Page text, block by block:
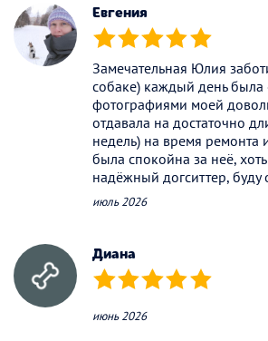
Евгения
(*) (*) (*) (*) (*)
Замечательная Юлия
собаке) каждый день была
фотографиями моей
отдавала на достаточно
недель) на время ремонта
была спокойна за неё,
надёжный догситтер, буду
июль 2026
Диана
(*) (*) (*) (*) (*)
июнь 2026